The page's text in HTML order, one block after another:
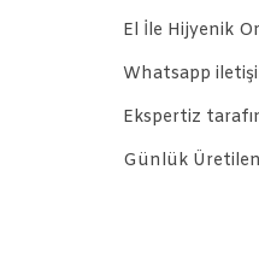
El İle Hijyenik
Whatsapp
Ekspertiz
Günlük